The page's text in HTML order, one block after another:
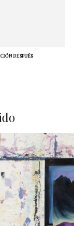
DESPUÉS